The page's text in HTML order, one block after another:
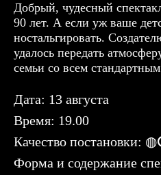
Добрый, чудесный
90 лет. А если уж ваше
ностальгировать.
удалось передать
семьи со всем
Дата: 13 августа
Время: 19.00
Качество постановки:
Форма и содержание